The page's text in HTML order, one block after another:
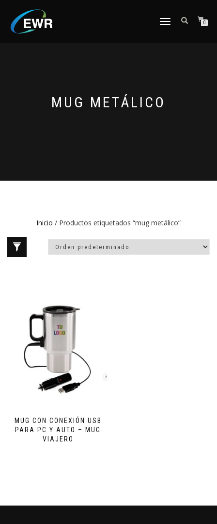
CAMBIAR
0
MUG METÁLICO
Inicio / Productos etiquetados “mug metálico”
MUG CON CONEXIÓN USB
PARA PC Y AUTO – MUG
VIAJERO